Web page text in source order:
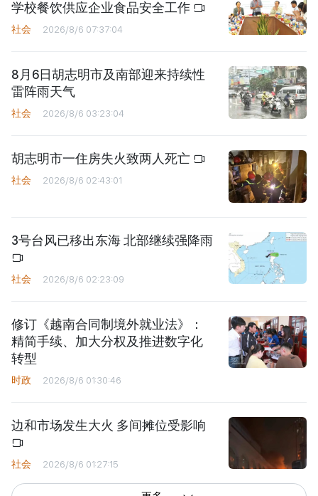
学校餐饮供应企业食品安全工作
社会 2026/8/6 07:37:04
8月6日胡志明市及南部迎来持续性
雷阵雨天气
社会 2026/8/6 03:23:04
胡志明市一住房失火致两人死亡
社会 2026/8/6 02:43:01
3号台风已移出东海 北部继续强降雨
社会 2026/8/6 02:23:09
修订《越南合同制境外就业法》：
精简手续、加大分权及推进数字化
转型
时政 2026/8/6 01:30:46
边和市场发生大火 多间摊位受影响
社会 2026/8/6 01:27:15